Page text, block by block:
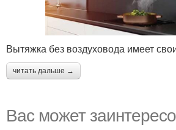
Вытяжка без воздуховода имеет
читать дальше →
Вас может